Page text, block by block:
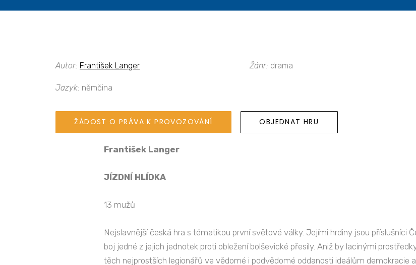
Autor: František Langer Žánr: drama
Jazyk: němčina
ŽÁDOST O PRÁVA K PROVOZOVÁNÍ OBJEDNAT HRU
František Langer
JÍZDNÍ HLÍDKA
13 mužů
Nejslavnější česká hra s tématikou první světové války. Jejími hrdiny jsou příslušníci
boj jedné z jejich jednotek proti obležení bolševické přesily. Aniž by lacinými
těch nejprostších legionářů ve vědomé i podvědomé oddanosti ideálům demokracie a